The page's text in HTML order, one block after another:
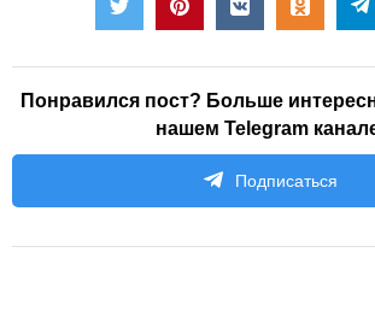
Понравился пост? Больше
нашем Telegram
Подписаться